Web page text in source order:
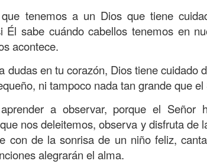
tenemos a un Dios que tiene
Él sabe cuándo cabellos tenemos en
acontece.
dudas en tu corazón, Dios tiene cuidado
ni tampoco nada tan grande que
a observar, porque el Señor
nos deleitemos, observa y disfruta de
con de la sonrisa de un niño feliz,
alegrarán el alma.
sin fingimiento, con sinceridad, pero
marcada, una especie de impronta
decir
“te amo” o que regalar flores o
y de respetar a los seres amados.
expresamos la esencia de Dios;
se nos aumentan los deseos de
todo lo podemos hacer, desde perdonar